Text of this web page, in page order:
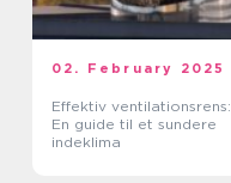
02. February 2025
Effektiv ventilationsrens:
En guide til et sundere
indeklima